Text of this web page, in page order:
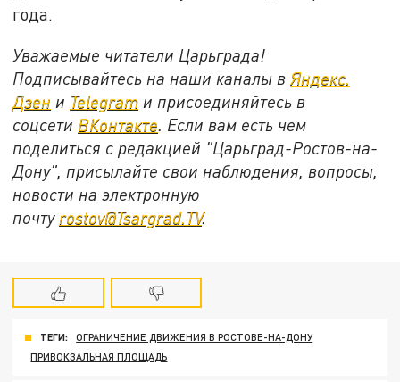
года.
Уважаемые читатели Царьграда!
Подписывайтесь на наши каналы вЯндекс.
Дзен и Telegram и присоединяйтесь в
соцсети ВКонтакте. Если вам есть чем
поделиться с редакцией "Царьград-Ростов-на-
Дону", присылайте свои наблюдения, вопросы,
новости на электронную
почту rostov@Tsargrad.ТV.
ТЕГИ:
ОГРАНИЧЕНИЕ ДВИЖЕНИЯ В РОСТОВЕ-НА-ДОНУ
ПРИВОКЗАЛЬНАЯ ПЛОЩАДЬ